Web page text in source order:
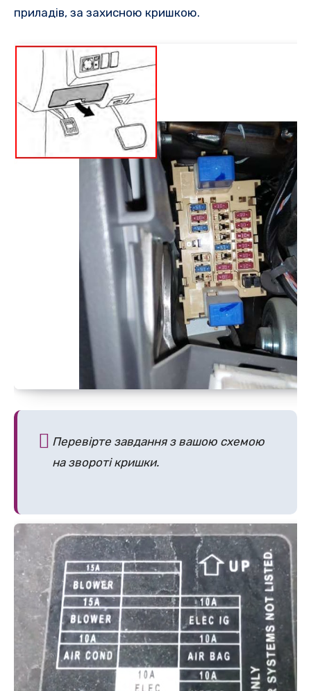
приладів, за захисною кришкою.
Перевірте завдання з вашою схемою
на звороті кришки.